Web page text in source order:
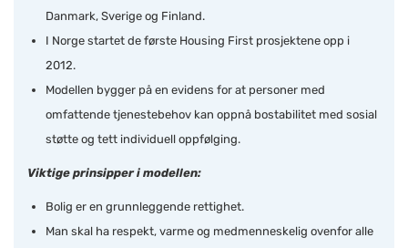
Danmark, Sverige og Finland.
I Norge startet de første Housing First prosjektene opp i
2012.
Modellen bygger på en evidens for at personer med
omfattende tjenestebehov kan oppnå bostabilitet med sosial
støtte og tett individuell oppfølging.
Viktige prinsipper i modellen:
Bolig er en grunnleggende rettighet.
Man skal ha respekt, varme og medmenneskelig ovenfor alle